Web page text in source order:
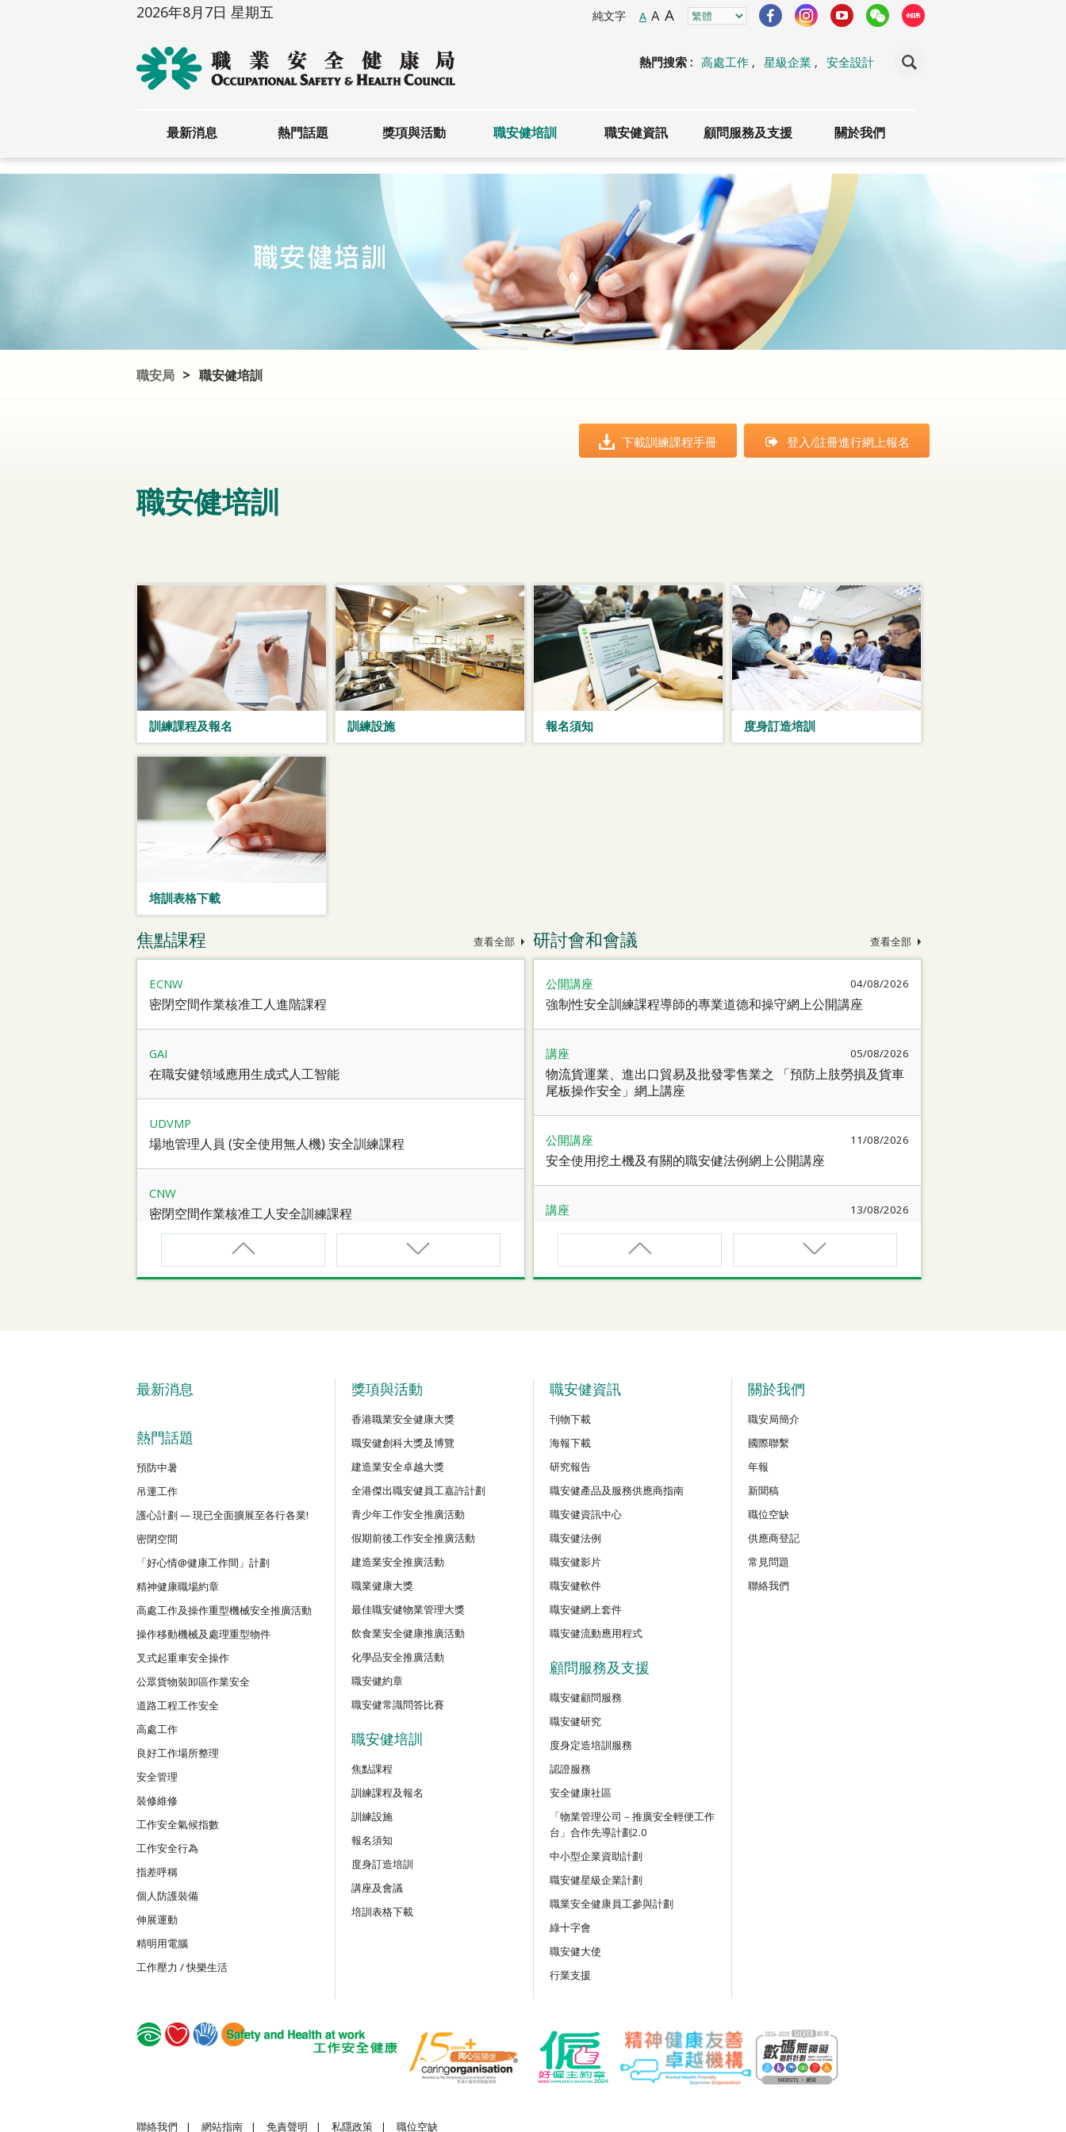
2026年8月7日 星期五 純文字 A A A
熱門搜索 : 高處工作 , 星級企業 , 安全設計
最新消息 熱門話題 獎項與活動 職安健培訓 職安健資訊 顧問服務及支援 關於我們
職安局 > 職安健培訓
下載訓練課程手冊 登入/註冊進行網上報名
職安健培訓
訓練課程及報名 訓練設施 報名須知 度身訂造培訓
培訓表格下載
焦點課程 查看全部
ECNW
密閉空間作業核准工人進階課程
GAI
在職安健領域應用生成式人工智能
UDVMP
場地管理人員 (安全使用無人機) 安全訓練課程
CNW
密閉空間作業核准工人安全訓練課程
CNW(R)
密閉空間作業核准工人安全訓練重新甄審資格課程
CN
密閉空間作業合資格人士安全訓練課程
CN(R)
密閉空間作業合資格人士安全訓練重新甄審資格課程
CNVMP
場地管理人員（密閉空間工作）安全訓練課程
EVCAR
電動車維修安全課程
MCBD
內地跨境貨車司機基本安全訓練課程（建築工程）
MICM
組裝合成建築工程管理人員訓練課程
MICW
組裝合成建築工程工作安全訓練課程
TST
安全使用可伸縮工作台
TSTC
GWS
建造業普通工人的基本安全
研討會和會議 查看全部
公開講座 04/08/2026
強制性安全訓練課程導師的專業道德和操守網上公開講座
講座 05/08/2026
物流貨運業、進出口貿易及批發零售業之 「預防上肢勞損及貨車
尾板操作安全」網上講座
公開講座 11/08/2026
安全使用挖土機及有關的職安健法例網上公開講座
講座 13/08/2026
職業健康大奬2026-27網上簡介會暨講座
講座 17/08/2026
危險品的安全規管與危險物質相關規例網上公開講座
好』減壓法的科學減壓之道」網上講座
講座
【護心計劃/好心情@健康工作間】重拾健康由「戒煙」做起：認
識吸煙害處與戒煙攻略網上講座
公開講座
密閉空間工作的職安健及相關的職安健法例網上公開講座
公開講座
安全主任的專業道德和誠信網上公開講座
公開講座
「使用鏈鋸安全指南：識別風險及預防事故」網上講座
講座
吊運及負荷物移動機械安全：意外個案分析、驗收檢測、安全實
務與創新科技應用網上講座
公開講座
《竹棚架工作安全守則》及相關的職安健法例網上公開講座
公開講座
最新消息
熱門話題
預防中暑
吊運工作
護心計劃 — 現已全面擴展至各行各業!
密閉空間
「好心情@健康工作間」計劃
精神健康職場約章
高處工作及操作重型機械安全推廣活動
操作移動機械及處理重型物件
叉式起重車安全操作
公眾貨物裝卸區作業安全
道路工程工作安全
高處工作
良好工作場所整理
安全管理
裝修維修
工作安全氣候指數
工作安全行為
指差呼稱
個人防護裝備
伸展運動
精明用電腦
工作壓力 / 快樂生活
獎項與活動
香港職業安全健康大獎
職安健創科大獎及博覽
建造業安全卓越大獎
全港傑出職安健員工嘉許計劃
青少年工作安全推廣活動
假期前後工作安全推廣活動
建造業安全推廣活動
職業健康大獎
最佳職安健物業管理大獎
飲食業安全健康推廣活動
化學品安全推廣活動
職安健約章
職安健常識問答比賽
職安健培訓
焦點課程
訓練課程及報名
訓練設施
報名須知
度身訂造培訓
講座及會議
培訓表格下載
職安健資訊
刊物下載
海報下載
研究報告
職安健產品及服務供應商指南
職安健資訊中心
職安健法例
職安健影片
職安健軟件
職安健網上套件
職安健流動應用程式
顧問服務及支援
職安健顧問服務
職安健研究
度身定造培訓服務
認證服務
安全健康社區
「物業管理公司－推廣安全輕便工作
台」合作先導計劃2.0
中小型企業資助計劃
職安健星級企業計劃
職業安全健康員工參與計劃
綠十字會
職安健大使
行業支援
關於我們
職安局簡介
國際聯繫
年報
新聞稿
職位空缺
供應商登記
常見問題
聯絡我們
聯絡我們 | 網站指南 | 免責聲明 | 私隱政策 | 職位空缺